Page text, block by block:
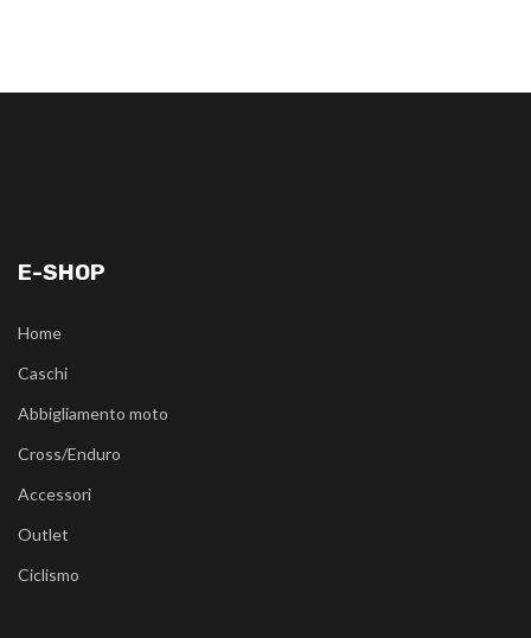
E-SHOP
Home
Caschi
Abbigliamento moto
Cross/Enduro
Accessori
Outlet
Ciclismo